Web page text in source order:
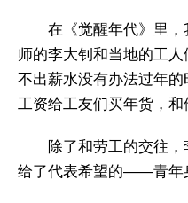
在《觉醒年代》里
师的李大钊和当地的工
不出薪水没有办法过年
工资给工友们买年货，和
除了和劳工的交往
给了代表希望的——青年